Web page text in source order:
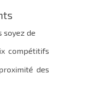
soyez de
compétitifs
des